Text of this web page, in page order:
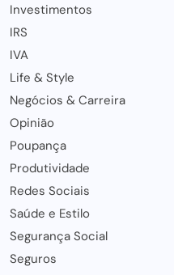
Investimentos
IRS
IVA
Life & Style
Negócios & Carreira
Opinião
Poupança
Produtividade
Redes Sociais
Saúde e Estilo
Segurança Social
Seguros